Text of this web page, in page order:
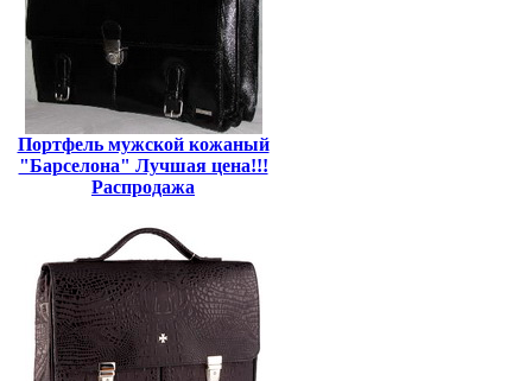
Портфель мужской кожаный
"Барселона" Лучшая цена!!!
Распродажа